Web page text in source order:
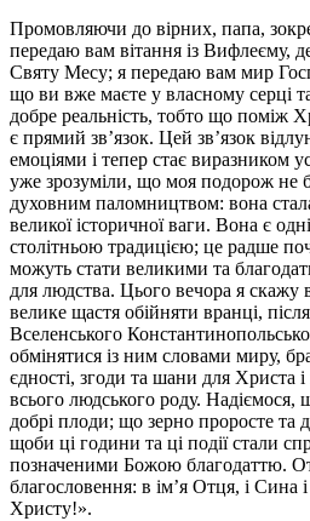
Промовляючи до вірних, папа,
передаю вам вітання із Вифлеєму,
Святу Месу; я передаю вам мир
що ви вже маєте у власному серці
добре реальність, тобто що поміж
є прямий зв’язок. Цей зв’язок
емоціями і тепер стає виразником
уже зрозуміли, що моя подорож не
духовним паломництвом: вона
великої історичної ваги. Вона є
столітньою традицією; це радше
можуть стати великими та
для людства. Цього вечора я скажу
велике щастя обійняти вранці,
Вселенського
обмінятися із ним словами миру,
єдності, згоди та шани для Христа
всього людського роду. Надіємося,
добрі плоди; що зерно проросте та
щоби ці години та ці події стали
позначеними Божою благодаттю.
благословення: в ім’я Отця, і Сина
Христу!».